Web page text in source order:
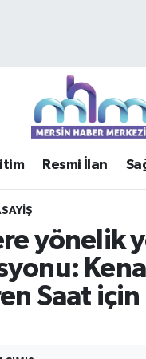
Resmi İlan
yönelik
Saat için
insan
Trafik Yoğunluk
Puan Durumu ve